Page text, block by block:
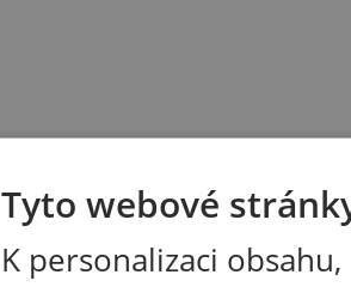
Tyto webové
K personalizaci